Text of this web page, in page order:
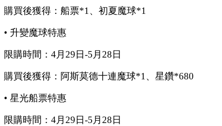
購買後獲得：船票*1、初夏魔球*1
• 升變魔球特惠
限購時間： 4月 29 日-5 月 28 日
購買後獲得：阿斯莫德十連魔球*1、星鑽*680
• 星光船票特惠
限購時間： 4月 29 日-5 月 28 日